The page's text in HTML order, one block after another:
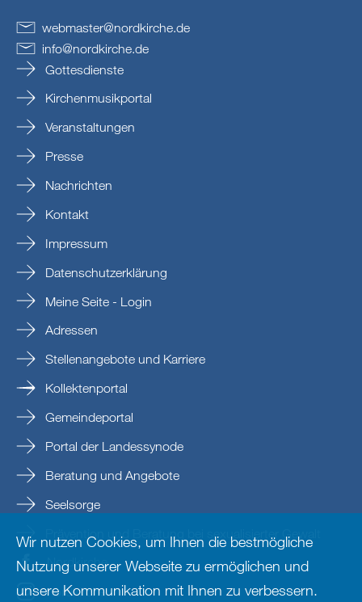
webmaster@nordkirche.de
info@nordkirche.de
Gottesdienste
Kirchenmusikportal
Veranstaltungen
Presse
Nachrichten
Kontakt
Impressum
Datenschutzerklärung
Meine Seite - Login
Adressen
Stellenangebote und Karriere
Kollektenportal
Gemeindeportal
Portal der Landessynode
Beratung und Angebote
Seelsorge
Prävention und Beratung bei sexualisierter Gewalt
Nordkirche
nordkirche
Wir nutzen Cookies, um Ihnen die bestmögliche
Nutzung unserer Webseite zu ermöglichen und
unsere Kommunikation mit Ihnen zu verbessern.